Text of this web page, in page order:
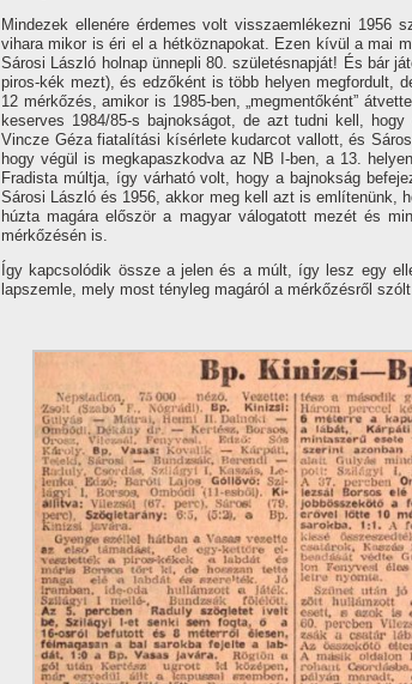
Mindezek ellenére érdemes volt visszaemlékezni 1956
vihara mikor is éri el a hétköznapokat. Ezen kí­vül a mai
Sárosi László holnap ünnepli 80. születésnapját! És bár
piros-kék mezt), és edzőként is több helyen megfordult,
12 mérkőzés, amikor is 1985-ben, „megmentőként”
keserves 1984/85-s bajnokságot, de azt tudni kell,
Vincze Géza fiatalí­tási kí­sérlete kudarcot vallott, és
hogy végül is megkapaszkodva az NB I-ben, a 13.
Fradista múltja, í­gy várható volt, hogy a bajnokság
Sárosi László és 1956, akkor meg kell azt is emlí­tenünk,
húzta magára először a magyar válogatott mezét és
mérkőzésén is.
Így kapcsolódik össze a jelen és a múlt, í­gy lesz egy
lapszemle, mely most tényleg magáról a mérkőzésről